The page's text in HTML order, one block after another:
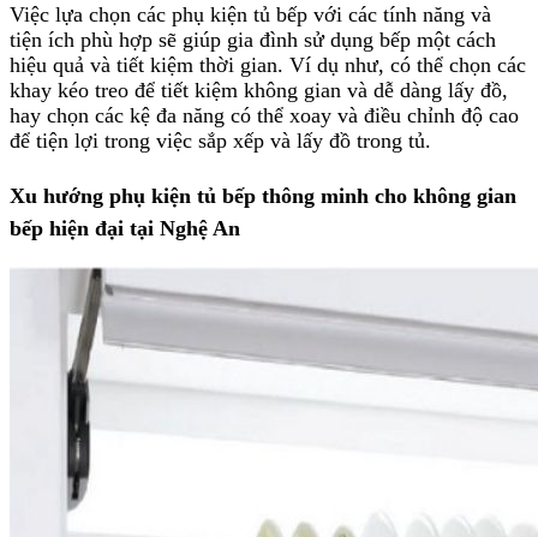
Việc lựa chọn các phụ kiện tủ bếp với các tính năng và
tiện ích phù hợp sẽ giúp gia đình sử dụng bếp một cách
hiệu quả và tiết kiệm thời gian. Ví dụ như, có thể chọn các
khay kéo treo để tiết kiệm không gian và dễ dàng lấy đồ,
hay chọn các kệ đa năng có thể xoay và điều chỉnh độ cao
để tiện lợi trong việc sắp xếp và lấy đồ trong tủ.
Xu hướng phụ kiện tủ bếp thông minh cho không gian
bếp hiện đại tại Nghệ An